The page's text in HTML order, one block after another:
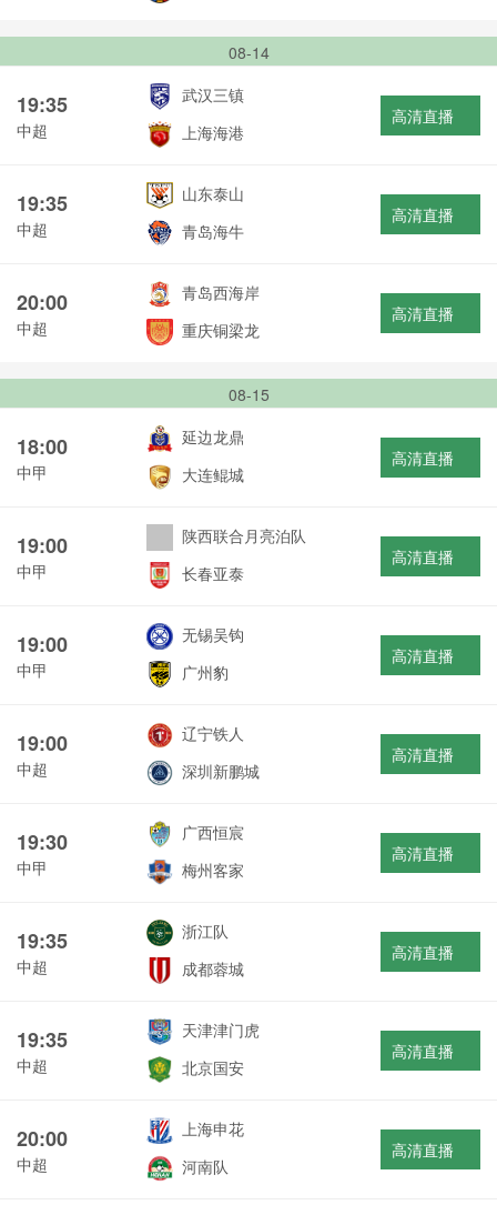
08-14
19:35
中超
武汉三镇
上海海港
高清直播
19:35
中超
山东泰山
青岛海牛
高清直播
20:00
中超
青岛西海岸
重庆铜梁龙
高清直播
08-15
18:00
中甲
延边龙鼎
大连鲲城
高清直播
19:00
中甲
陕西联合月亮泊队
长春亚泰
高清直播
19:00
中甲
无锡吴钩
广州豹
高清直播
19:00
中超
辽宁铁人
深圳新鹏城
高清直播
19:30
中甲
广西恒宸
梅州客家
高清直播
19:35
中超
浙江队
成都蓉城
高清直播
19:35
中超
天津津门虎
北京国安
高清直播
20:00
中超
上海申花
河南队
高清直播